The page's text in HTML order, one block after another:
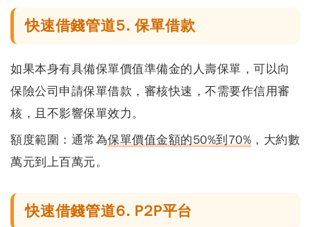
快速借錢管道5. 保單借款
如果本身有具備保單價值準備金的人壽保單，可以向
保險公司申請保單借款，審核快速， 不需要作信用審
核，且不影響保單效力。
額度範圍： 通常為保單價值金額的50%到70% ，大約數
萬元到上百萬元。
快速借錢管道6. P2P平台